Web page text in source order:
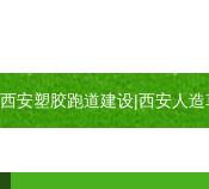
西安塑胶跑道建设|西安人造